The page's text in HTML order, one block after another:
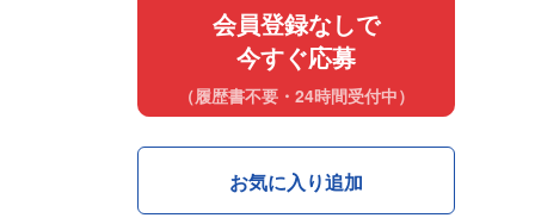
会員登録なしで
今すぐ応募
（履歴書不要・24時間受付中）